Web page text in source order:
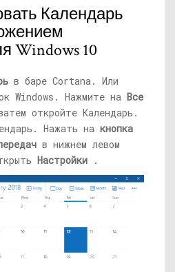
Календарь
Windows 10
в баре Cortana. Или
Windows. Нажмите на Все
откройте Календарь.
Нажать на кнопка
в нижнем левом
Настройки .